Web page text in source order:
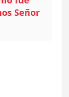
Señor